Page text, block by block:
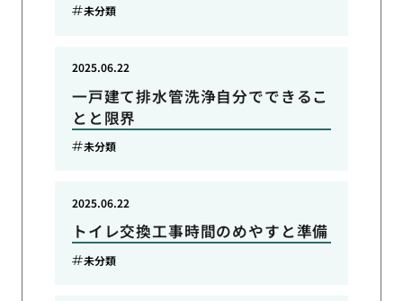
未分類
一戸建て排水管洗浄自分でできるこ
とと限界
2025.06.22
未分類
トイレ交換工事時間のめやすと準備
2025.06.22
未分類